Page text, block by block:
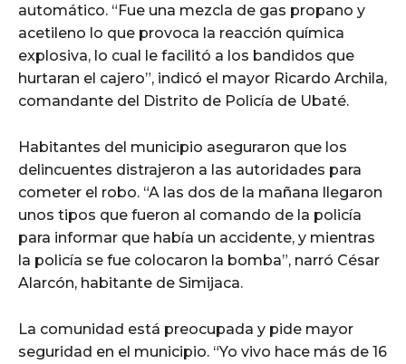
automático. “Fue una mezcla de gas propano y
acetileno lo que provoca la reacción química
explosiva, lo cual le facilitó a los bandidos que
hurtaran el cajero”, indicó el mayor Ricardo Archila,
comandante del Distrito de Policía de Ubaté.
Habitantes del municipio aseguraron que los
delincuentes distrajeron a las autoridades para
cometer el robo. “A las dos de la mañana llegaron
unos tipos que fueron al comando de la policía
para informar que había un accidente, y mientras
la policía se fue colocaron la bomba”, narró César
Alarcón, habitante de Simijaca.
La comunidad está preocupada y pide mayor
seguridad en el municipio. “Yo vivo hace más de 16